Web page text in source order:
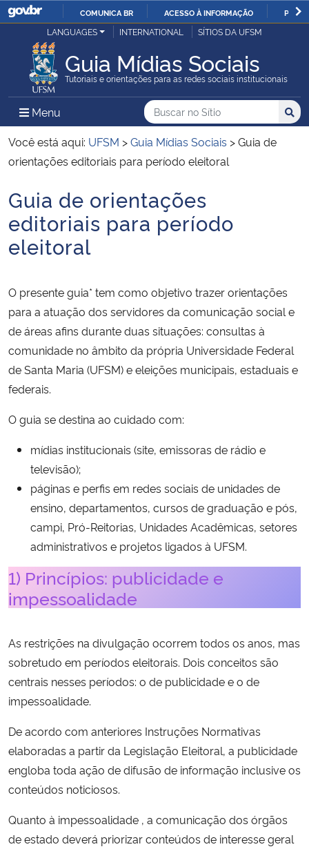
IR
O
COMUNICA BR ACESSO À INFORMAÇÃO
Ministério da Justiça e Segurança Pública
Ministério da Defesa
Ministério das Relações Exteriores
Ministério da Infraestrutura
Ministério da Agricultura, Pecuária e Abastecimento
Ministério da Cidadania
Ministério da Saúde
Ministério de Minas e Energia
Ministério da Ciência, Tecnologia, Inovações e Comunicações
Ministério do Meio Ambiente
Ministério do Turismo
Ministério do Desenvolvimento Regional
Controladoria-Geral da União
Secretaria-Geral
Secretaria de Governo
Advocacia-Geral da União
Banco Central do Brasil
Planalto
LANGUAGES INTERNATIONAL SÍTIOS DA UFSM
Guia Mídias Sociais
Tutoriais e orientações para as redes sociais institucionais
Menu Menu Principal do Sítio
Busca
Buscar no no Sítio
Busca:
Você está aqui: UFSM >Guia Mídias Sociais >Guia de
orientações editoriais para período eleitoral
Início do conteúdo
Guia de orientações
editoriais para período
eleitoral
O presente guia* tem como objetivo trazer orientações
para a atuação dos servidores da comunicação social e
de áreas afins durante duas situações: consultas à
comunidade no âmbito da própria Universidade Federal
de Santa Maria (UFSM) e eleições municipais, estaduais e
federais.
O guia se destina ao cuidado com:
mídias institucionais (site, emissoras de rádio e
televisão);
páginas e perfis em redes sociais de unidades de
ensino, departamentos, cursos de graduação e pós,
campi, Pró-Reitorias, Unidades Acadêmicas, setores
administrativos e projetos ligados à UFSM.
1) Princípios: publicidade e
impessoalidade
As restrições na divulgação ocorrem todos os anos, mas
sobretudo em períodos eleitorais. Dois conceitos são
centrais nesses períodos: o de publicidade e o de
impessoalidade.
De acordo com anteriores Instruções Normativas
elaboradas a partir da Legislação Eleitoral, a publicidade
engloba toda ação de difusão de informação inclusive os
conteúdos noticiosos.
Quanto à impessoalidade , a comunicação dos órgãos
de estado deverá priorizar conteúdos de interesse geral